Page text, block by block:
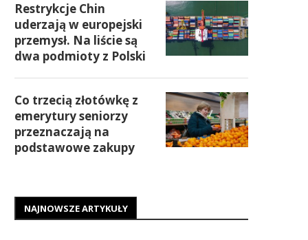
Restrykcje Chin
uderzają w europejski
przemysł. Na liście są
dwa podmioty z Polski
Co trzecią złotówkę z
emerytury seniorzy
przeznaczają na
podstawowe zakupy
NAJNOWSZE ARTYKUŁY